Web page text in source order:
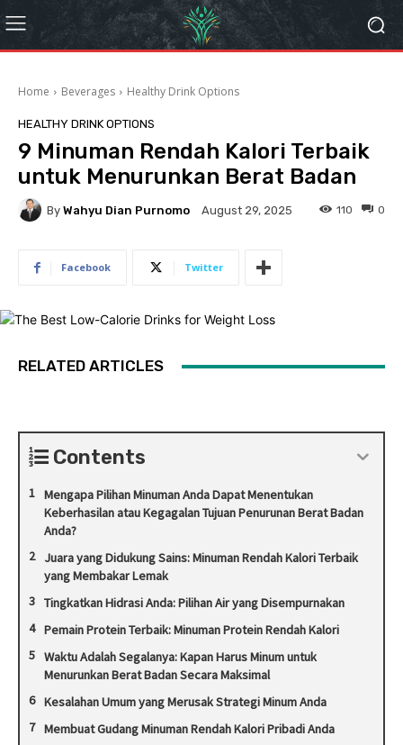
Home Beverages Healthy Drink Options
HEALTHY DRINK OPTIONS
9 Minuman Rendah Kalori Terbaik
untuk Menurunkan Berat Badan
By Wahyu Dian Purnomo August 29, 2025 0
110
Facebook Twitter
RELATED ARTICLES
Contents
Mengapa Pilihan Minuman Anda Dapat Menentukan
Keberhasilan atau Kegagalan Tujuan Penurunan Berat Badan
Anda?
Juara yang Didukung Sains: Minuman Rendah Kalori Terbaik
yang Membakar Lemak
Tingkatkan Hidrasi Anda: Pilihan Air yang Disempurnakan
Pemain Protein Terbaik: Minuman Protein Rendah Kalori
Waktu Adalah Segalanya: Kapan Harus Minum untuk
Menurunkan Berat Badan Secara Maksimal
Kesalahan Umum yang Merusak Strategi Minum Anda
Membuat Gudang Minuman Rendah Kalori Pribadi Anda